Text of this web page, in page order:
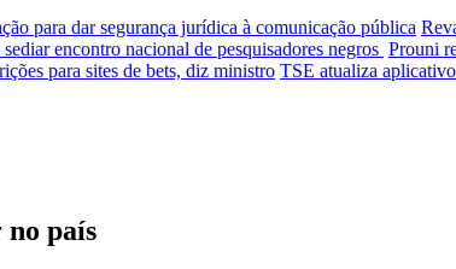
para dar segurança jurídica à comunicação pública
encontro nacional de pesquisadores negros Prouni
para sites de bets, diz ministro TSE atualiza
no país